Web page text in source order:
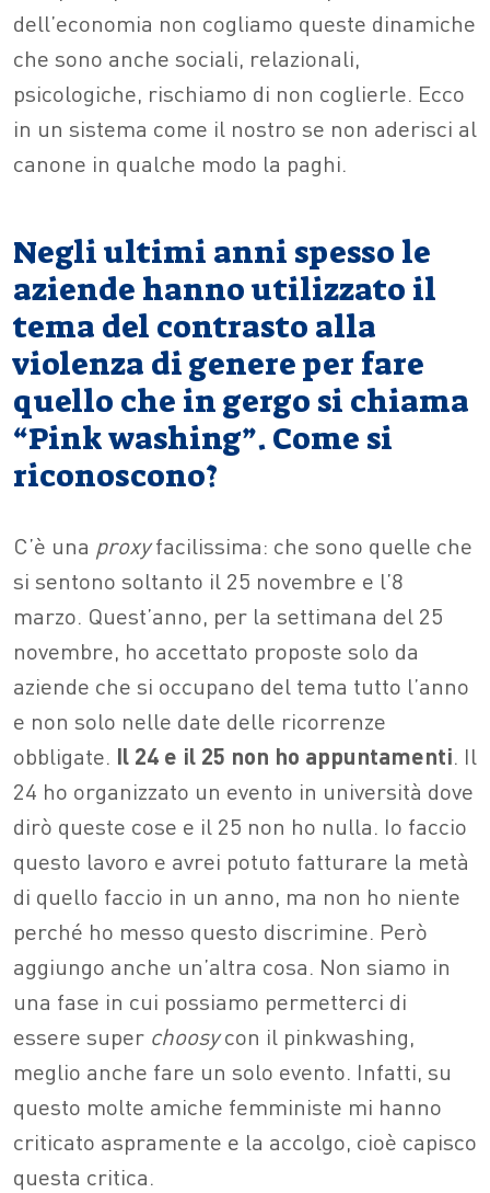
dell’economia non cogliamo queste dinamiche
che sono anche sociali, relazionali,
psicologiche, rischiamo di non coglierle. Ecco
in un sistema come il nostro se non aderisci al
canone in qualche modo la paghi.
Negli ultimi anni spesso le
aziende hanno utilizzato il
tema del contrasto alla
violenza di genere per fare
quello che in gergo si chiama
“Pink washing”. Come si
riconoscono?
C’è una proxyfacilissima: che sono quelle che
si sentono soltanto il 25 novembre e l’8
marzo. Quest’anno, per la settimana del 25
novembre, ho accettato proposte solo da
aziende che si occupano del tema tutto l’anno
e non solo nelle date delle ricorrenze
obbligate. Il 24 e il 25 non ho appuntamenti. Il
24 ho organizzato un evento in università dove
dirò queste cose e il 25 non ho nulla. Io faccio
questo lavoro e avrei potuto fatturare la metà
di quello faccio in un anno, ma non ho niente
perché ho messo questo discrimine. Però
aggiungo anche un’altra cosa. Non siamo in
una fase in cui possiamo permetterci di
essere super choosycon il pinkwashing,
meglio anche fare un solo evento. Infatti, su
questo molte amiche femministe mi hanno
criticato aspramente e la accolgo, cioè capisco
questa critica.